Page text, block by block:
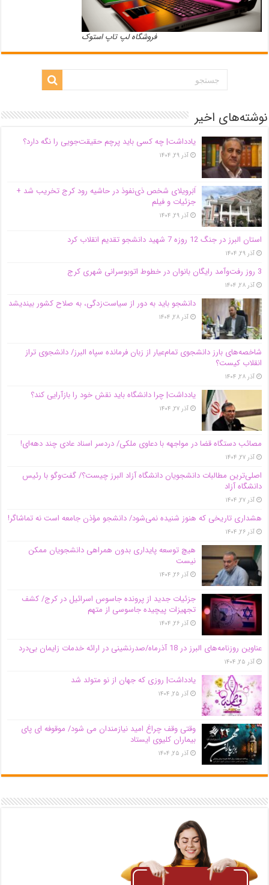
فروشگاه لپ تاپ استوک
نوشته‌های اخیر
یادداشت| ‌چه کسی باید پرچم حقیقت‌جویی را نگه دارد؟
آذر ۲۹, ۱۴۰۴
اَبَر‌ویلای شخص ذی‌نفوذ در حاشیه‌ رود کرج تخریب شد +
جزئیات و فیلم
آذر ۲۹, ۱۴۰۴
استان البرز در جنگ 12 روزه 7 شهید دانشجو تقدیم انقلاب کرد
آذر ۲۹, ۱۴۰۴
3 روز رفت‌وآمد رایگان بانوان در خطوط اتوبوسرانی شهری کرج
آذر ۲۸, ۱۴۰۴
دانشجو باید به دور از سیاست‌زدگی، به صلاح کشور بیندیشد
آذر ۲۸, ۱۴۰۴
شاخصه‌های بارز دانشجوی تمام‌عیار از زبان فرمانده سپاه البرز/ دانشجوی تراز
انقلاب کیست؟
آذر ۲۸, ۱۴۰۴
یادداشت| چرا دانشگاه باید نقش خود را بازآرایی کند؟
آذر ۲۷, ۱۴۰۴
مصائب دستگاه قضا در مواجهه با دعاوی ملکی/ دردسر اسناد عادی چند‌ دهه‌ای!
آذر ۲۷, ۱۴۰۴
اصلی‌ترین مطالبات دانشجویان دانشگاه آزاد البرز چیست؟/ گفت‌وگو با رئیس
دانشگاه آز‌اد
آذر ۲۷, ۱۴۰۴
هشداری تاریخی که هنوز شنیده نمی‌شود/ دانشجو مؤذن جامعه است نه تماشاگر!
آذر ۲۶, ۱۴۰۴
هیچ توسعه پایداری بدون همراهی دانشجویان ممکن
نیست
آذر ۲۶, ۱۴۰۴
جزئیات جدید از پرونده جاسوس اسرائیل در کرج/‌ کشف
تجهیزات پیچیده جاسوسی از متهم
آذر ۲۶, ۱۴۰۴
عناوین روزنامه‌های البرز در ‌18 آذرماه/صدرنشینی در ارائه خدمات زایمان بی‌درد
آذر ۲۵, ۱۴۰۴
یادداشت| روزی که جهان از نو متولد شد
آذر ۲۵, ۱۴۰۴
وقتی وقف چراغ امید نیازمندان می شود/ موقوفه ای پای
بیماران کلیوی ایستاد
آذر ۲۵, ۱۴۰۴